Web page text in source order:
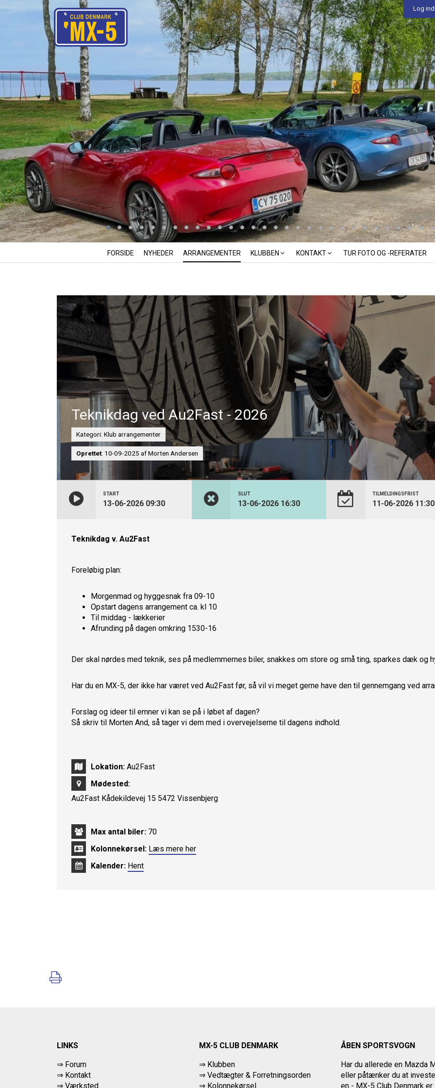
Log ind
FORSIDE NYHEDER ARRANGEMENTER KLUBBEN KONTAKT TUR FOTO OG -REFERATER
Teknikdag ved Au2Fast - 2026
Kategori: Klub arrangementer
Oprettet: 10-09-2025 af Morten Andersen
START
13-06-2026 09:30
SLUT
13-06-2026 16:30
TILMELDINGSFRIST
11-06-2026 11:30
Teknikdag v. Au2Fast
Foreløbig plan:
Morgenmad og hyggesnak fra 09-10
Opstart dagens arrangement ca. kl 10
Til middag - lækkerier
Afrunding på dagen omkring 1530-16
Der skal nørdes med teknik, ses på medlemmernes biler, snakkes om store og små ting, sparkes dæk og
Har du en MX-5, der ikke har været ved Au2Fast før, så vil vi meget gerne have den til gennemgang ved
Forslag og ideer til emner vi kan se på i løbet af dagen?
Så skriv til Morten And, så tager vi dem med i overvejelserne til dagens indhold.
Lokation: Au2Fast
Mødested:
Au2Fast Kådekildevej 15 5472 Vissenbjerg
Max antal biler: 70
Kolonnekørsel: Læs mere her
Kalender: Hent
LINKS
⇒ Forum
⇒ Kontakt
⇒ Værksted
MX-5 CLUB DENMARK
⇒ Klubben
⇒ Vedtægter & Forretningsorden
⇒ Kolonnekørsel
ÅBEN SPORTSVOGN
Har du allerede en Mazda
eller påtænker du at
en - MX-5 Club Denmark er